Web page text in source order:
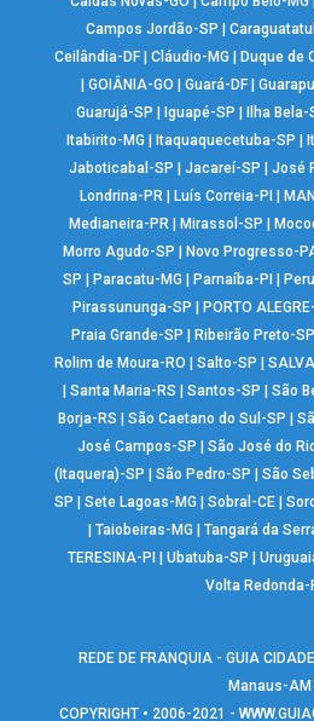
Campos Jordão-SP
Ceilândia-DF| Cláudio-MG Duque de
GOIÂNIA-GO Guará-DF|
Guarujá-SP
Iguapé-SP Ilha Bela-
Itabirito-MG
Itaquaquecetuba-SP
Jaboticabal-SP
Jacareí-SP José
Londrina-PR| Luís Correia-PI
Medianeira-PR
Mirassol-SP
Morro Agudo-SP
Novo Progresso-
SP
Paracatu-MG Parnaíba-PI
Pirassununga-SP
PORTO
Praia Grande-SP
Ribeirão Preto-SP
Rolim de Moura-RO
Salto-SP
|Santa Maria-RS |Santos-SP |São
Borja-RS
|São Caetano do Sul-SP |
José Campos-SP
|São José do
(Itaquera)-SP
|São Pedro-SP |São
SP
|Sete Lagoas-MG |Sobral-CE |
Taiobeiras-MG Tangará da
TERESINA-PI
|Ubatuba-SP |
Volta Redonda-
REDE DE FRANQUIA - GUIA
Manaus-AM
COPYRIGHT • 2006-2021 -